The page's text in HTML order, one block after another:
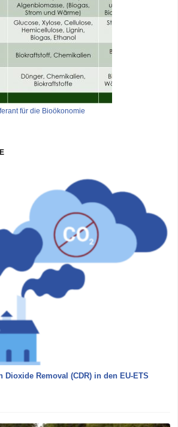
für die Bioökonomie
Dioxide Removal (CDR) in den EU-ETS